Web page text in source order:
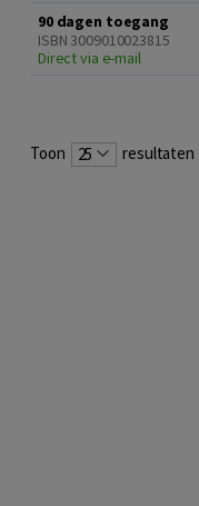
90 dagen toegang
ISBN 3009010023815
Direct via e-mail
Toon 25 resultaten